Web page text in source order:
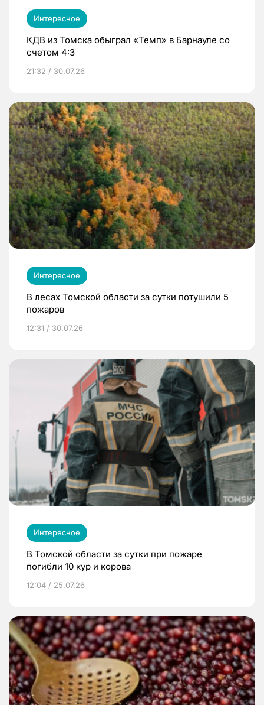
Интересное
КДВ из Томска обыграл «Темп» в Барнауле со
счетом 4:3
21:32 / 30.07.26
Интересное
В лесах Томской области за сутки потушили 5
пожаров
12:31 / 30.07.26
Интересное
В Томской области за сутки при пожаре
погибли 10 кур и корова
12:04 / 25.07.26